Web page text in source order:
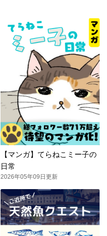
【マンガ】てらねこミー子の
日常
2026年05年09日更新